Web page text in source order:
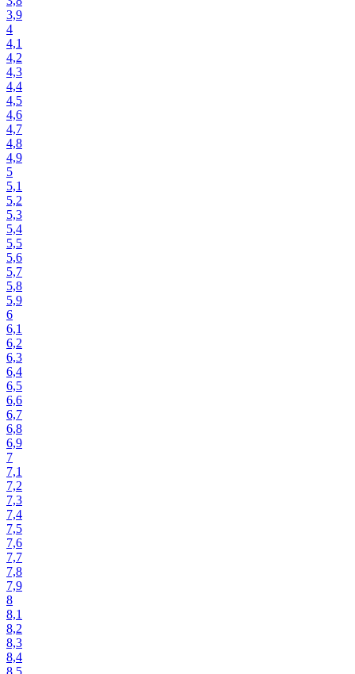
3,9
4
4,1
4,2
4,3
4,4
4,5
4,6
4,7
4,8
4,9
5
5,1
5,2
5,3
5,4
5,5
5,6
5,7
5,8
5,9
6
6,1
6,2
6,3
6,4
6,5
6,6
6,7
6,8
6,9
7
7,1
7,2
7,3
7,4
7,5
7,6
7,7
7,8
7,9
8
8,1
8,2
8,3
8,4
8,5